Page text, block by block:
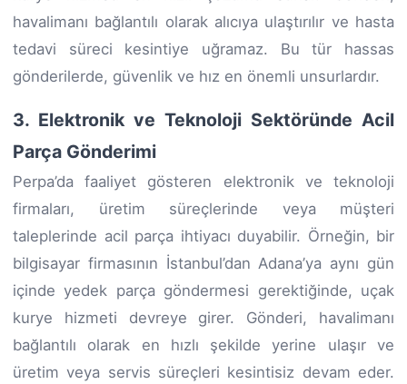
havalimanı bağlantılı olarak alıcıya ulaştırılır ve hasta
tedavi süreci kesintiye uğramaz. Bu tür hassas
gönderilerde, güvenlik ve hız en önemli unsurlardır.
3. Elektronik ve Teknoloji Sektöründe Acil
Parça Gönderimi
Perpa’da faaliyet gösteren elektronik ve teknoloji
firmaları, üretim süreçlerinde veya müşteri
taleplerinde acil parça ihtiyacı duyabilir. Örneğin, bir
bilgisayar firmasının İstanbul’dan Adana’ya aynı gün
içinde yedek parça göndermesi gerektiğinde, uçak
kurye hizmeti devreye girer. Gönderi, havalimanı
bağlantılı olarak en hızlı şekilde yerine ulaşır ve
üretim veya servis süreçleri kesintisiz devam eder.